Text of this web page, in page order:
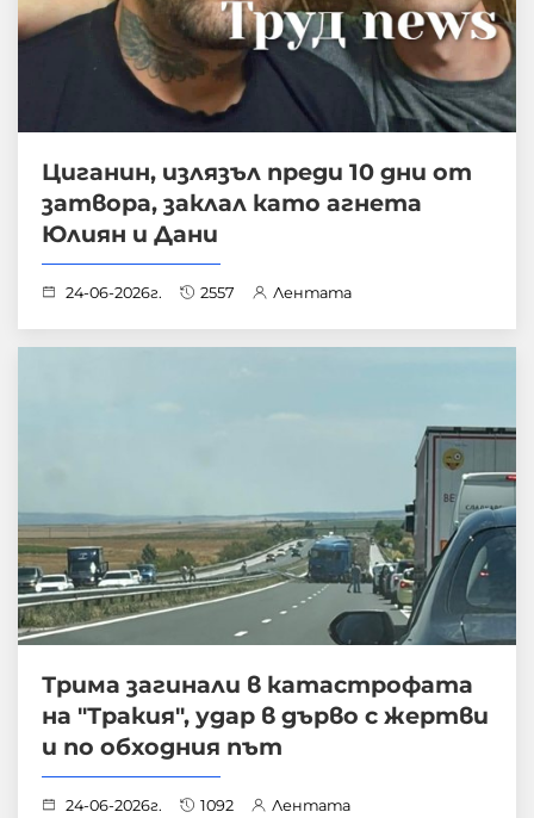
Циганин, излязъл преди 10 дни от
затвора, заклал като агнета
Юлиян и Дани
24-06-2026г. 2557 Лентата
Трима загинали в катастрофата
на "Тракия", удар в дърво с жертви
и по обходния път
24-06-2026г. 1092 Лентата